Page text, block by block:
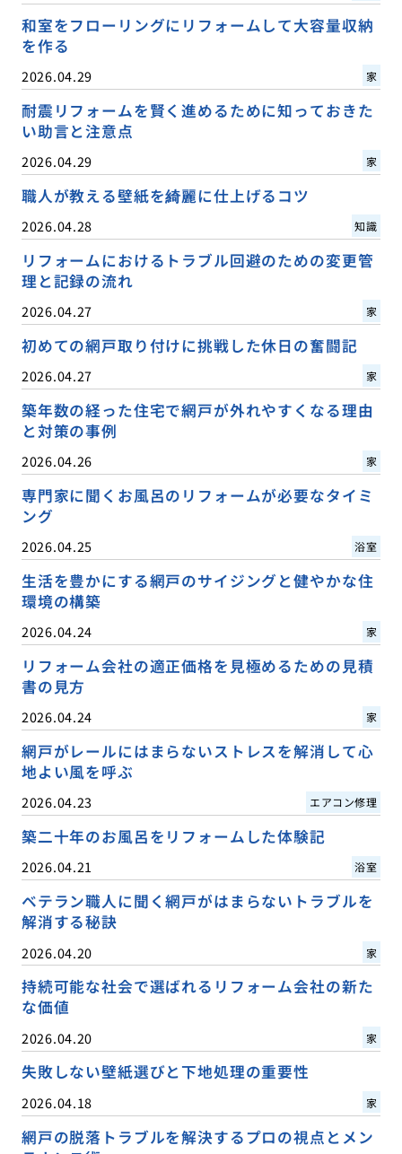
和室をフローリングにリフォームして大容量収納
を作る
2026.04.29 家
耐震リフォームを賢く進めるために知っておきた
い助言と注意点
2026.04.29 家
職人が教える壁紙を綺麗に仕上げるコツ
2026.04.28 知識
リフォームにおけるトラブル回避のための変更管
理と記録の流れ
2026.04.27 家
初めての網戸取り付けに挑戦した休日の奮闘記
2026.04.27 家
築年数の経った住宅で網戸が外れやすくなる理由
と対策の事例
2026.04.26 家
専門家に聞くお風呂のリフォームが必要なタイミ
ング
2026.04.25 浴室
生活を豊かにする網戸のサイジングと健やかな住
環境の構築
2026.04.24 家
リフォーム会社の適正価格を見極めるための見積
書の見方
2026.04.24 家
網戸がレールにはまらないストレスを解消して心
地よい風を呼ぶ
2026.04.23 エアコン修理
築二十年のお風呂をリフォームした体験記
2026.04.21 浴室
ベテラン職人に聞く網戸がはまらないトラブルを
解消する秘訣
2026.04.20 家
持続可能な社会で選ばれるリフォーム会社の新た
な価値
2026.04.20 家
失敗しない壁紙選びと下地処理の重要性
2026.04.18 家
網戸の脱落トラブルを解決するプロの視点とメン